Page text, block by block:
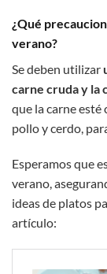
¿Qué
verano?
Se deben utilizar
carne cruda y la
que la carne esté
pollo y cerdo,
Esperamos que
verano,
ideas de platos
artículo: